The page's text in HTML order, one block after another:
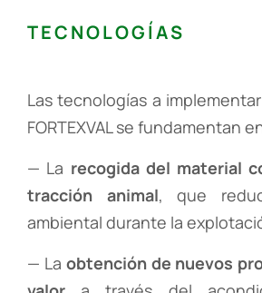
TECNOLOGÍAS
Las tecnologías a
FORTEXVAL se fundamentan
— La recogida del material
tracción animal, que
ambiental durante la
— La obtención de nuevos